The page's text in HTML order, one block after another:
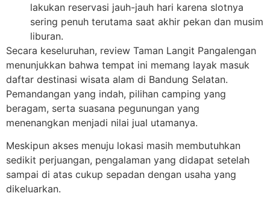
lakukan reservasi jauh-jauh hari karena slotnya
sering penuh terutama saat akhir pekan dan musim
liburan.
Secara keseluruhan, review Taman Langit Pangalengan
menunjukkan bahwa tempat ini memang layak masuk
daftar destinasi wisata alam di Bandung Selatan.
Pemandangan yang indah, pilihan camping yang
beragam, serta suasana pegunungan yang
menenangkan menjadi nilai jual utamanya.
Meskipun akses menuju lokasi masih membutuhkan
sedikit perjuangan, pengalaman yang didapat setelah
sampai di atas cukup sepadan dengan usaha yang
dikeluarkan.